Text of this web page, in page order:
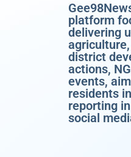
platform
delivering
district
actions,
events,
residents
reporting
social